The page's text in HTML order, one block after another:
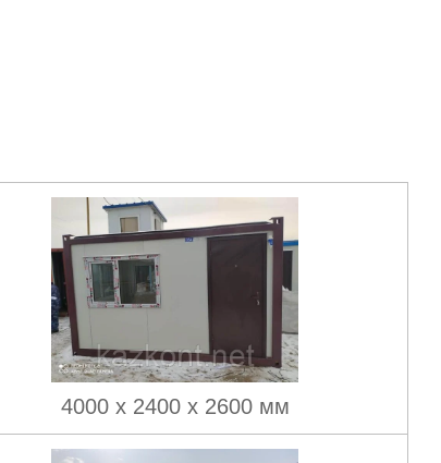
4000 х 2400 х 2600 мм